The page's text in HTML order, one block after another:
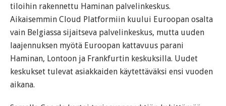
tiloihin rakennettu Haminan palvelinkeskus.
Aikaisemmin Cloud Platformiin kuului Euroopan osalta
vain Belgiassa sijaitseva palvelinkeskus, mutta uuden
laajennuksen myötä Euroopan kattavuus parani
Haminan, Lontoon ja Frankfurtin keskuksilla. Uudet
keskukset tulevat asiakkaiden käytettäväksi ensi vuoden
aikana.